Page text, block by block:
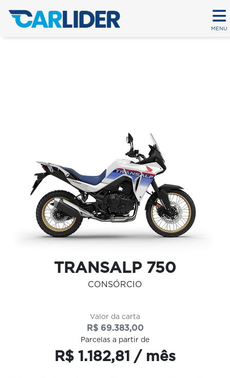
MENU
TRANSALP 750
CONSÓRCIO
Valor da carta
R$ 69.383,00
Parcelas a partir de
R$ 1.182,81 / mês